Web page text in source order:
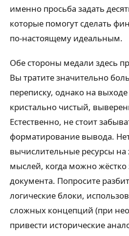
именно просьба задать
которые помогут сделать
по-настоящему идеальным.
Обе стороны медали здесь
Вы тратите значительно
переписку, однако на
кристально чистый,
Естественно, не стоит
форматирование вывода.
вычислительные ресурсы
мыслей, когда можно жёстко
документа. Попросите
логические блоки,
сложных концепций (при
привести исторические